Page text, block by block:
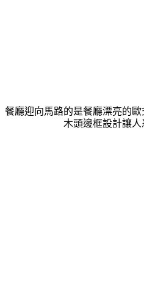
餐廳迎向馬路的是餐廳漂亮的
木頭邊框設計讓